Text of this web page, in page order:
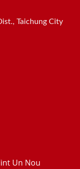
Taichung City
Un Nou